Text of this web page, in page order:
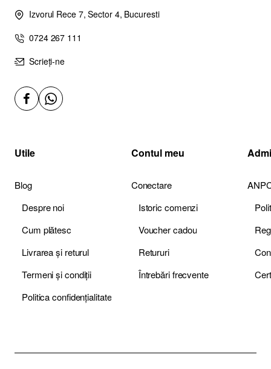
Izvorul Rece 7, Sector 4, Bucuresti
0724 267 111
Scrieți-ne
Utile
Blog
Despre noi
Cum plătesc
Livrarea și returul
Termeni și condiții
Politica confidențialitate
Contul meu
Conectare
Istoric comenzi
Voucher cadou
Retururi
Întrebări frecvente